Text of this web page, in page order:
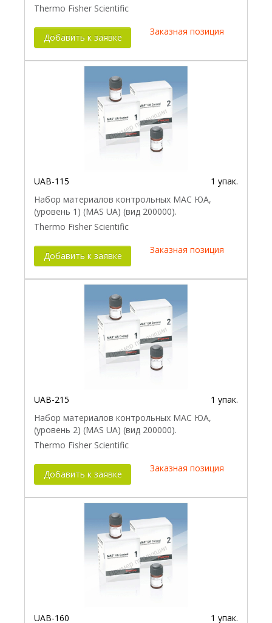
Thermo Fisher Scientific
Добавить к заявке
Заказная позиция
UAB-115
1 упак.
Набор материалов контрольных МАС ЮА,
(уровень 1) (MAS UA) (вид 200000).
Thermo Fisher Scientific
Добавить к заявке
Заказная позиция
UAB-215
1 упак.
Набор материалов контрольных МАС ЮА,
(уровень 2) (MAS UA) (вид 200000).
Thermo Fisher Scientific
Добавить к заявке
Заказная позиция
UAB-160 1 упак.